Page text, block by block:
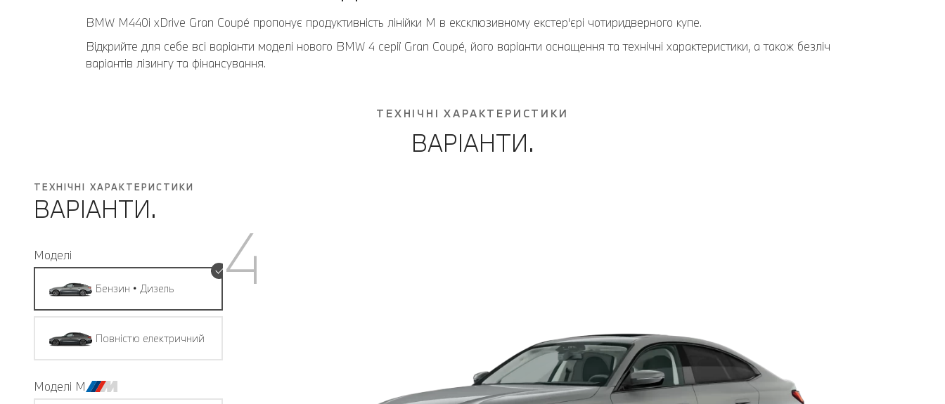
BMW M440i xDrive Gran Coupé пропонує продуктивність лінійки M в ексклюзивному екстер'єрі чотиридверного купе.
Відкрийте для себе всі варіанти моделі нового BMW 4 серії Gran Coupé, його варіанти оснащення та технічні характеристики, а також безліч
варіантів лізингу та фінансування.
ТЕХНІЧНІ ХАРАКТЕРИСТИКИ
ВАРІАНТИ.
ТЕХНІЧНІ ХАРАКТЕРИСТИКИ
ВАРІАНТИ.
Моделі
Бензин • Дизель
Повністю електричний
Моделі M
4